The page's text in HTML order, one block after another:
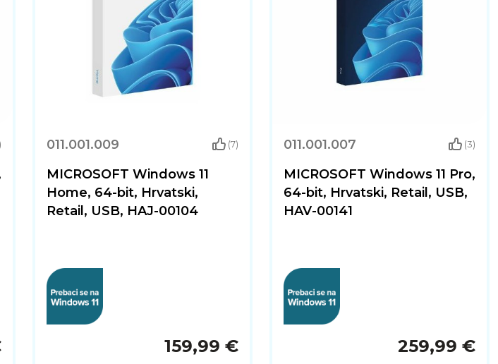
011.001.009 (7)
MICROSOFT Windows 11
Home, 64-bit, Hrvatski,
Retail, USB, HAJ-00104
159,99 €
011.001.007 (3)
MICROSOFT Windows 11 Pro,
64-bit, Hrvatski, Retail, USB,
HAV-00141
259,99 €